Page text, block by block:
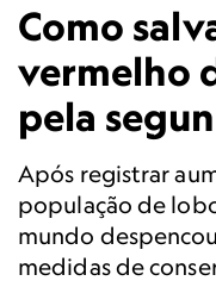
Como
vermelho
pela
Após registrar
população de
mundo
medidas de